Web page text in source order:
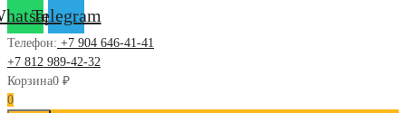
Telegram
Телефон: +7 904 646-41-41
+7 812 989-42-32
Корзина0 ₽
0